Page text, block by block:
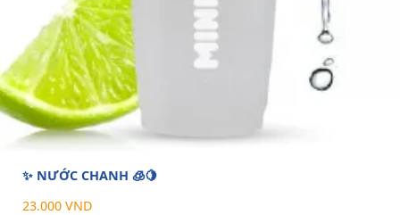
✨ NƯỚC CHANH 🧊🍋
23.000 VND